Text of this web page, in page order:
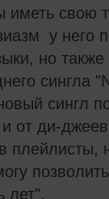
свою
у него
но также
сингла
сингл
от ди-
плейлисты,
лет".